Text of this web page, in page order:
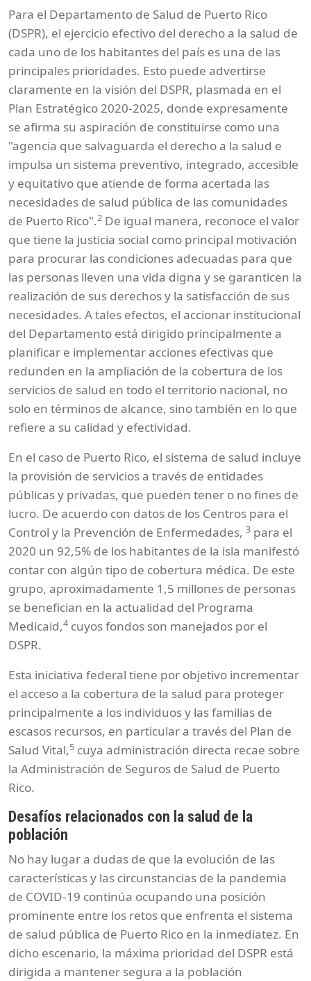
Para el Departamento de Salud de Puerto Rico
(DSPR), el ejercicio efectivo del derecho a la salud de
cada uno de los habitantes del país es una de las
principales prioridades. Esto puede advertirse
claramente en la visión del DSPR, plasmada en el
Plan Estratégico 2020-2025, donde expresamente
se afirma su aspiración de constituirse como una
"agencia que salvaguarda el derecho a la salud e
impulsa un sistema preventivo, integrado, accesible
y equitativo que atiende de forma acertada las
necesidades de salud pública de las comunidades
de Puerto Rico".2 De igual manera, reconoce el valor
que tiene la justicia social como principal motivación
para procurar las condiciones adecuadas para que
las personas lleven una vida digna y se garanticen la
realización de sus derechos y la satisfacción de sus
necesidades. A tales efectos, el accionar institucional
del Departamento está dirigido principalmente a
planificar e implementar acciones efectivas que
redunden en la ampliación de la cobertura de los
servicios de salud en todo el territorio nacional, no
solo en términos de alcance, sino también en lo que
refiere a su calidad y efectividad.
En el caso de Puerto Rico, el sistema de salud incluye
la provisión de servicios a través de entidades
públicas y privadas, que pueden tener o no fines de
lucro. De acuerdo con datos de los Centros para el
Control y la Prevención de Enfermedades, 3 para el
2020 un 92,5% de los habitantes de la isla manifestó
contar con algún tipo de cobertura médica. De este
grupo, aproximadamente 1,5 millones de personas
se benefician en la actualidad del Programa
Medicaid,4 cuyos fondos son manejados por el
DSPR.
Esta iniciativa federal tiene por objetivo incrementar
el acceso a la cobertura de la salud para proteger
principalmente a los individuos y las familias de
escasos recursos, en particular a través del Plan de
Salud Vital,5 cuya administración directa recae sobre
la Administración de Seguros de Salud de Puerto
Rico.
Desafíos relacionados con la salud de la
población
No hay lugar a dudas de que la evolución de las
características y las circunstancias de la pandemia
de COVID-19 continúa ocupando una posición
prominente entre los retos que enfrenta el sistema
de salud pública de Puerto Rico en la inmediatez. En
dicho escenario, la máxima prioridad del DSPR está
dirigida a mantener segura a la población